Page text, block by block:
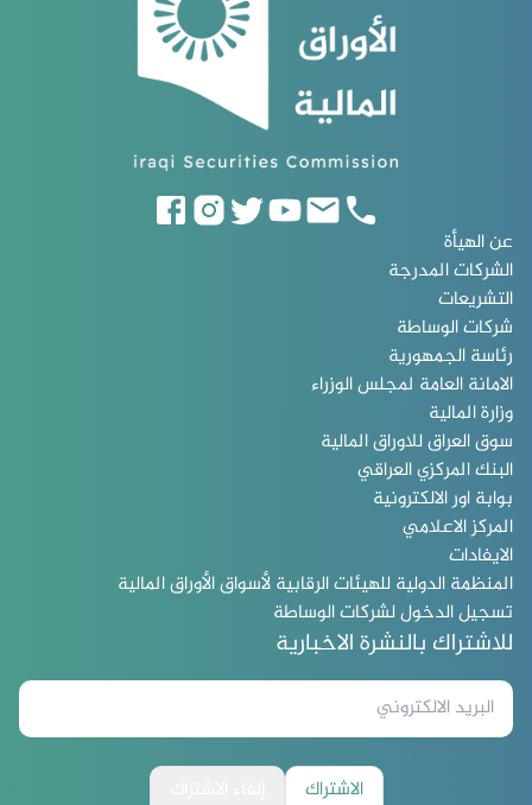
عن الهيأة
الشركات المدرجة
التشريعات
شركات الوساطة
رئاسة الجمهورية
الامانة العامة لمجلس الوزراء
وزارة المالية
سوق العراق للاوراق المالية
البنك المركزي العراقي
بوابة اور الالكترونية
المركز الاعلامي
الايفادات
المنظمة الدولية للهيئات الرقابية لأسواق الأوراق المالية
تسجيل الدخول لشركات الوساطة
للاشتراك بالنشرة الاخبارية
الاشتراك